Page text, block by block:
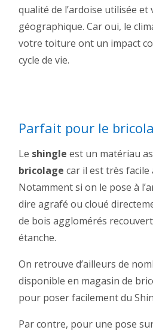
qualité de l’ardoise utilisée
géographique. Car oui, le
votre toiture ont un impact
cycle de vie.
Parfait pour le
Le shingle est un matériau
bricolage car il est très facile
Notamment si on le pose à
dire agrafé ou cloué
de bois agglomérés
étanche.
On retrouve d’ailleurs de
disponible en magasin de
pour poser facilement du
Par contre, pour une pose